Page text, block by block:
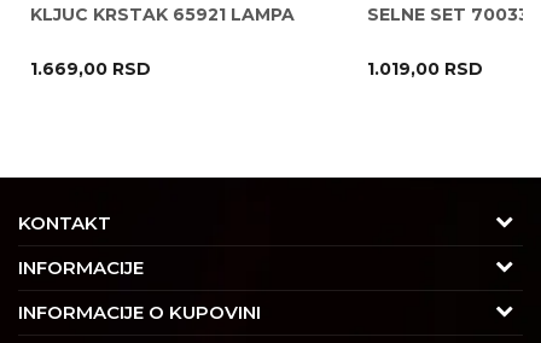
POŠALJI
KLJUC KRSTAK 65921 LAMPA
1.669,00 RSD
SELNE SET 70033
1.019,00 RSD
KONTAKT
Adresa
Trgovačka 7/2, Čukarica
11030 Beograd, Srbija
INFORMACIJE
O nama
INFORMACIJE O KUPOVINI